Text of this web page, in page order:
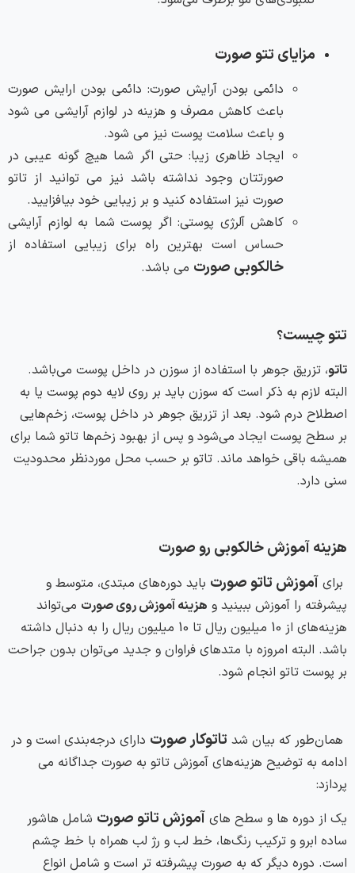
مزایای تتو صورت
دائمی بودن آرایش صورت: دائمی بودن ارایش صورت
باعث کاهش مصرف و هزینه در لوازم آرایشی می شود
و باعث سلامت پوست نیز می شود.
ایجاد ظاهری زیبا: حتی اگر شما هیچ گونه عیبی در
صورتتان وجود نداشته باشد نیز می توانید از تاتو
صورت نیز استفاده کنید و بر زیبایی خود بیافزایید.
کاهش آلرژی پوستی: اگر پوست شما به لوازم آرایشی
حساس است بهترین راه برای زیبایی استفاده از
خالکوبی صورت می باشد.
تتو چیست؟
تاتو، تزریق جوهر با استفاده از سوزن در داخل پوست می‌باشد.
البته لازم به ذکر است که سوزن باید بر روی لایه دوم پوست یا به
اصطلاح درم شود. بعد از تزریق جوهر در داخل پوست، زخم‌هایی
بر سطح پوست ایجاد می‌شود و پس از بهبود زخم‌ها تاتو شما برای
همیشه باقی خواهد ماند. تاتو بر حسب محل موردنظر محدودیت
سنی دارد.
هزینه آموزش خالکوبی رو صورت
برای آموزش تاتو صورت باید دوره‌های مبتدی، متوسط و
پیشرفته را آموزش ببینید و هزینه آموزش روی صورت می‌تواند
هزینه‌های از 10 میلیون ریال تا 10 میلیون ریال را به دنبال داشته
باشد. البته امروزه با متدهای فراوان و جدید می‌توان بدون جراحت
بر پوست تاتو انجام شود.
همان‌طور که بیان شد تاتوکار صورت دارای درجه‌بندی است و در
ادامه به توضیح هزینه‌های آموزش تاتو به صورت جداگانه می
پردازد:
یک از دوره ها و سطح های آموزش تاتو صورت شامل هاشور
ساده ابرو و ترکیب رنگ‌ها، خط لب و رژ لب همراه با خط چشم
است. دوره دیگر که به صورت پیشرفته تر است و شامل انواع